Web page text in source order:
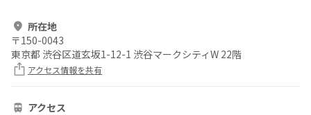
所在地
〒150-0043
東京都 渋谷区道玄坂1-12-1 渋谷マークシティW 22階
アクセス情報を共有
アクセス